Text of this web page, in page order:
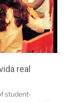
real
student-